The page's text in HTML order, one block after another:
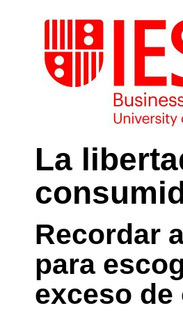
La
Recordar
para
exceso